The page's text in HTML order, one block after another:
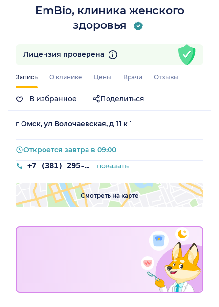
EmBio, клиника женского
здоровья
Запись О клинике Цены Врачи Отзывы
В избранное Поделиться
Лицензия проверена
г Омск, ул Волочаевская, д 11 к 1
+7 (381) 295-55-63 показать
Откроется завтра в 09:00
Смотреть на карте